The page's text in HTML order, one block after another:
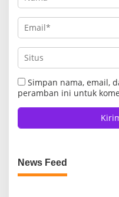
Simpan nama, email,
peramban ini untuk
News Feed